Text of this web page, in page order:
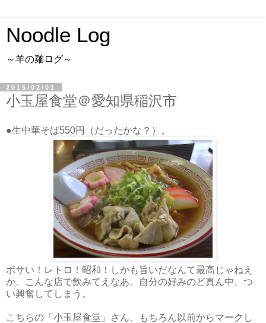
Noodle Log
～羊の麺ログ～
2015/02/01
小玉屋食堂＠愛知県稲沢市
●生中華そば550円（だったかな？）。
ボサい！レトロ！昭和！しかも旨いだなんて最高じゃねえ
か。こんな店で飲みてえなあ。自分の好みのど真ん中、つ
い興奮してしまう。
こちらの「小玉屋食堂」さん、もちろん以前からマークし